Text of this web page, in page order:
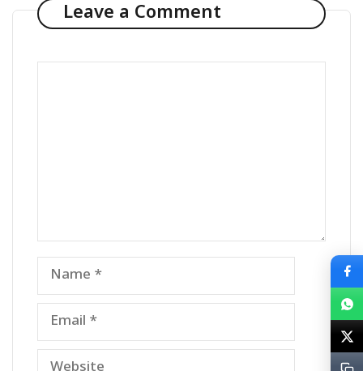
Leave a Comment
Name
Email
Website